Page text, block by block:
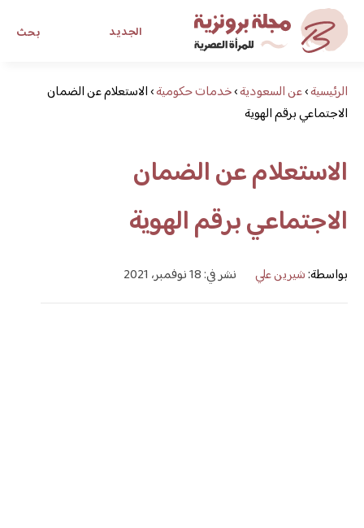
بحث الجديد
مجلة برونزية للفتاة العصريةالرئيسية›عن السعودية›خدمات حكومية›الاستعلام عن الضمان
الاجتماعي برقم الهوية
الاستعلام عن الضمان
الاجتماعي برقم الهوية
بواسطة:شيرين علي نشر في: 18 نوفمبر، 2021